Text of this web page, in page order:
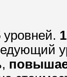
уровней. 1